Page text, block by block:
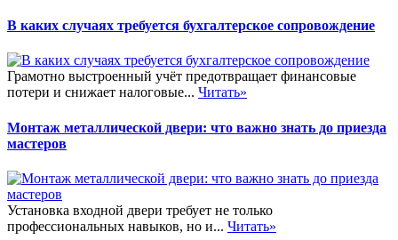
В каких случаях требуется бухгалтерское сопровождение
Грамотно выстроенный учёт предотвращает финансовые
потери и снижает налоговые... Читать»
Монтаж металлической двери: что важно знать до приезда
мастеров
Установка входной двери требует не только
профессиональных навыков, но и... Читать»